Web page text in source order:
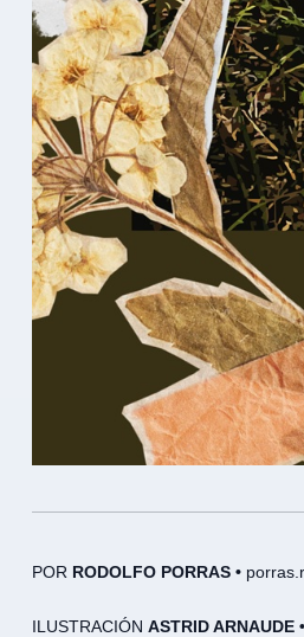
POR RODOLFO PORRAS •
ILUSTRACIÓN ASTRID